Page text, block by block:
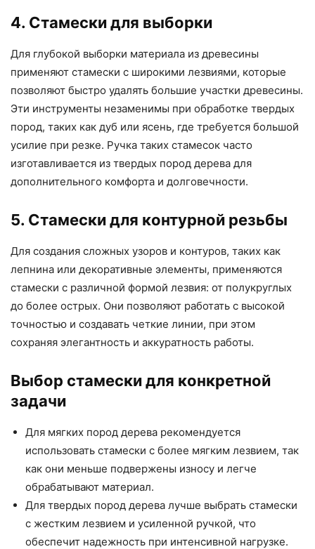
4. Стамески для выборки
Для глубокой выборки материала из древесины
применяют стамески с широкими лезвиями, которые
позволяют быстро удалять большие участки древесины.
Эти инструменты незаменимы при обработке твердых
пород, таких как дуб или ясень, где требуется большой
усилие при резке. Ручка таких стамесок часто
изготавливается из твердых пород дерева для
дополнительного комфорта и долговечности.
5. Стамески для контурной резьбы
Для создания сложных узоров и контуров, таких как
лепнина или декоративные элементы, применяются
стамески с различной формой лезвия: от полукруглых
до более острых. Они позволяют работать с высокой
точностью и создавать четкие линии, при этом
сохраняя элегантность и аккуратность работы.
Выбор стамески для конкретной
задачи
Для мягких пород дерева рекомендуется
использовать стамески с более мягким лезвием, так
как они меньше подвержены износу и легче
обрабатывают материал.
Для твердых пород дерева лучше выбрать стамески
с жестким лезвием и усиленной ручкой, что
обеспечит надежность при интенсивной нагрузке.